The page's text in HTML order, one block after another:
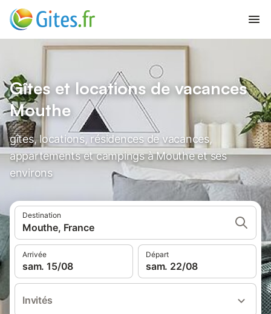
Gîtes et locations de vacances
Mouthe
gîtes, locations, résidences de vacances,
appartements et campings à Mouthe et ses
environs
Destination
Mouthe, France
Arrivée
sam. 15/08
Départ
sam. 22/08
Invités